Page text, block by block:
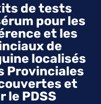
de tests
pour les
et les
de
localisés
Provinciales
et
le PDSS